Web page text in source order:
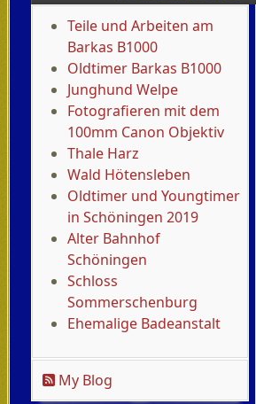
Teile und Arbeiten am
Barkas B1000
Oldtimer Barkas B1000
Junghund Welpe
Fotografieren mit dem
100mm Canon Objektiv
Thale Harz
Wald Hötensleben
Oldtimer und Youngtimer
in Schöningen 2019
Alter Bahnhof
Schöningen
Schloss
Sommerschenburg
Ehemalige Badeanstalt
My Blog